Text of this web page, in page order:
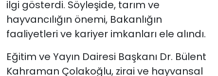
ilgi gösterdi. Söyleşide, tarım ve
hayvancılığın önemi, Bakanlığın
faaliyetleri ve kariyer imkanları ele alındı.
Eğitim ve Yayın Dairesi Başkanı Dr. Bülent
Kahraman Çolakoğlu, zirai ve hayvansal